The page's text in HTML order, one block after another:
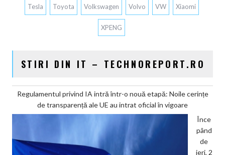
Tesla Toyota Volkswagen Volvo VW Xiaomi
XPENG
STIRI DIN IT – TECHNOREPORT.RO
Regulamentul privind IA intră într-o nouă etapă: Noile cerințe
de transparență ale UE au intrat oficial în vigoare
Înce
pând
de
ieri, 2